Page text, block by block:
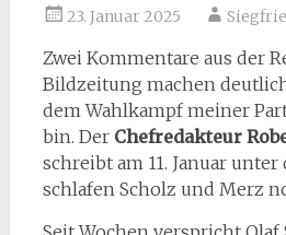
23. Januar 2025
Zwei Kommentare aus der
Bildzeitung machen
dem Wahlkampf meiner
bin. Der Chefredakteur
schreibt am 11. Januar unter
schlafen Scholz und Merz